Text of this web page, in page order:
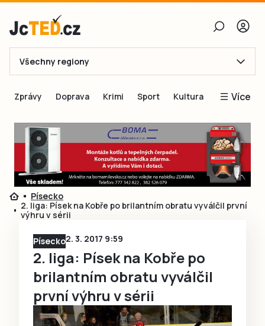
E-mail
Obnovit heslo
Přihlásit se
Všechny regiony
Zprávy Doprava Krimi Sport Kultura Více
Blogy
Inspirace
Čtenáři píší
Speciální přílohy
Písecko
2. liga: Písek na Kobře po brilantním obratu vyválčil první
výhru v sérii
Písecko2. 3. 2017 9:59
2. liga: Písek na Kobře po
brilantním obratu vyválčil
první výhru v sérii